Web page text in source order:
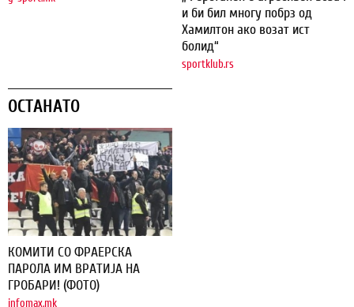
и би бил многу побрз од
Хамилтон ако возат ист
болид“
sportklub.rs
ОСТАНАТО
КОМИТИ СО ФРАЕРСКА
ПАРОЛА ИМ ВРАТИЈА НА
ГРОБАРИ! (ФОТО)
infomax.mk